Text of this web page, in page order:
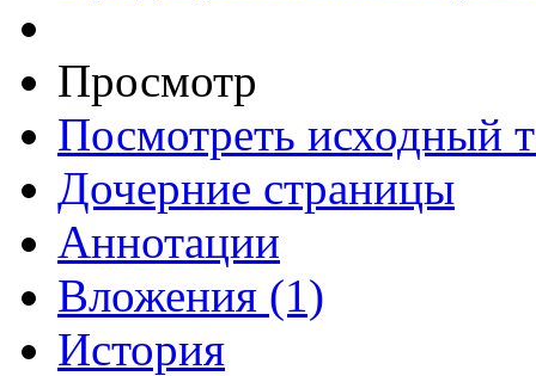
Просмотр
Посмотреть исходный
Дочерние страницы
Аннотации
Вложения (1)
История